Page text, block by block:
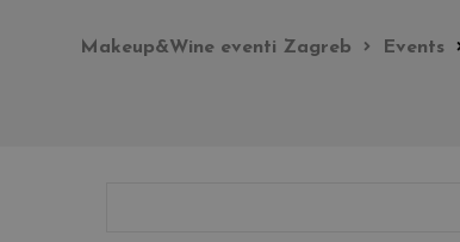
Makeup&Wine eventi Zagreb Events